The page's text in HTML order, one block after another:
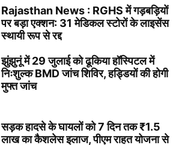
Rajasthan News : RGHS में गड़बड़ियों
पर बड़ा एक्शन: 31 मेडिकल स्टोरों के लाइसेंस
स्थायी रूप से रद्द
झुंझुनूं में 29 जुलाई को ढूकिया हॉस्पिटल में
निःशुल्क BMD जांच शिविर, हड्डियों की होगी
मुफ्त जांच
सड़क हादसे के घायलों को 7 दिन तक ₹1.5
लाख का कैशलेस इलाज, पीएम राहत योजना से